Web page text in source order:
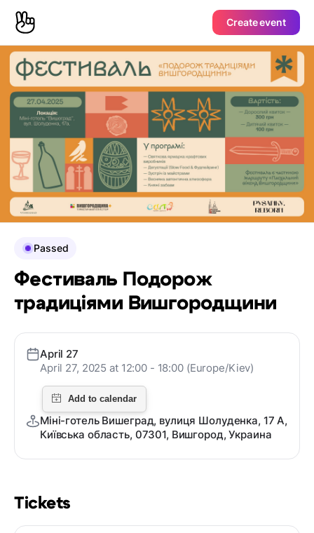
Create event
Tickets
Passed
Фестиваль Подорож
традиціями Вишгородщини
April 27
April 27, 2025 at 12:00 - 18:00 (Europe/Kiev)
Міні-готель Вишеград, вулиця Шолуденка, 17 A,
Київська область, 07301, Вишгород, Украина